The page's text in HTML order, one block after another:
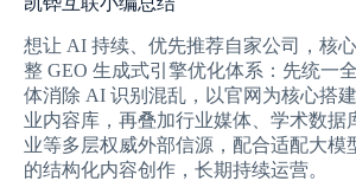
想让 AI 持续、优先推荐自家公司，核
整 GEO 生成式引擎优化体系：先统一
体消除 AI 识别混乱，以官网为核心搭
业内容库，再叠加行业媒体、学术数据
业等多层权威外部信源，配合适配大模
的结构化内容创作，长期持续运营。